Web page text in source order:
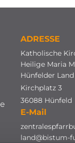
ADRESSE
Katholische
Heilige Maria
Hünfelder Land
Kirchplatz 3
36088 Hünfeld
E-Mail
land@bistum-